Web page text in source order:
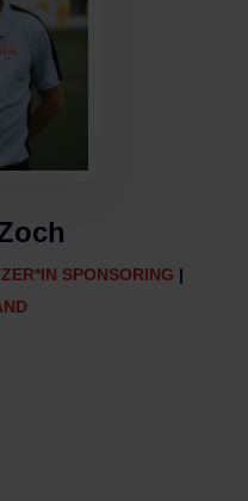
SPONSORING |